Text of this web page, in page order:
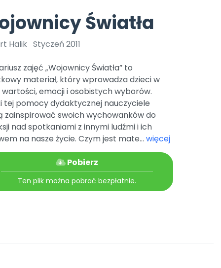
Archiwalne numery
Pomoc
Nowości
Polecamy
Promocje
czerwca 2024 r. uzyskała
r. Nr decyzji:
Online.
Bliżej Pieska
Pomoc zwierzętom
Książka (dla) Przedszkolaka
TikTok
Zobacz nas na TikToku
YouTube
Filmy edukacyjne
Światła
Halik Styczeń 2011
zajęć „Wojownicy Światła” to
materiał, który wprowadza dzieci w
emocji i osobistych wyborów.
tej pomocy dydaktycznej nauczyciele
zainspirować swoich wychowanków do
nad spotkaniami z innymi ludźmi i ich
na nasze życie. Czym jest mate... więcej
Pobierz
Ten plik można pobrać bezpłatnie.